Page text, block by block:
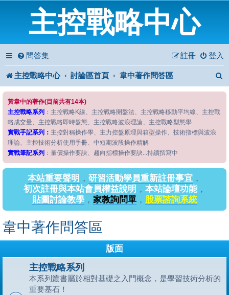
主控戰略中心
問答集 登入
註冊
主控戰略中心 討論區首頁 韋中著作問答區
黃韋中的著作(目前共有14本)
主控戰略系列 ：主控戰略K線、主控戰略開盤法、主控戰略移動平均線、主控戰
略成交量、主控戰略即時盤態、主控戰略波浪理論、主控戰略型態學
實戰手記系列： 主控對稱操作學、主力控盤原理與箱型操作、技術指標與波浪
理論、主控技術分析使用手冊、中短期波段操作精解
實戰筆記系列 ：量價操作要訣、趨向指標操作要訣...持續撰寫中
本站重要聲明 ， 研習活動學員重新註冊事宜 ，
初次註冊與本站會員權益說明 ， 本站論壇功能，
貼圖討論教學， 家教詢問單， 股票諮詢系統
韋中著作問答區
版面
主控戰略系列
本系列叢書屬於相對基礎之入門概念，是學習技術分析的
重要基石！